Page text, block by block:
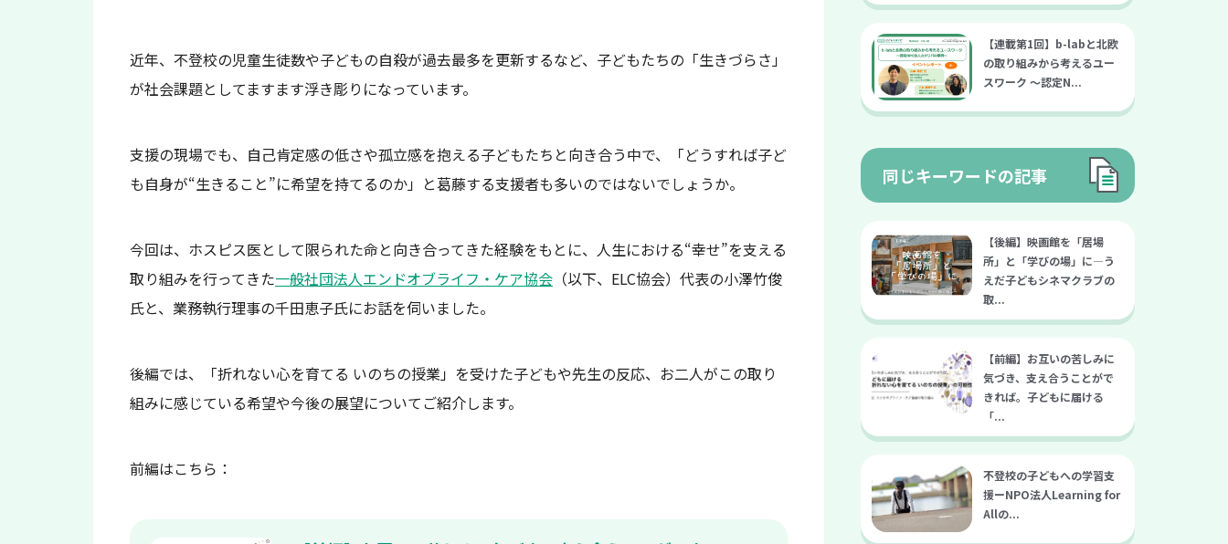
近年、不登校の児童生徒数や子どもの自殺が過去最多を更新するなど、子どもたちの「生きづらさ」
が社会課題としてますます浮き彫りになっています。
支援の現場でも、自己肯定感の低さや孤立感を抱える子どもたちと向き合う中で、「どうすれば子ど
も自身が“生きること”に希望を持てるのか」と葛藤する支援者も多いのではないでしょうか。
今回は、ホスピス医として限られた命と向き合ってきた経験をもとに、人生における“幸せ”を支える
取り組みを行ってきた一般社団法人エンドオブライフ・ケア協会 （以下、ELC協会）代表の小澤竹俊
氏と、業務執行理事の千田恵子氏にお話を伺いました。
後編では、「折れない心を育てる いのちの授業」を受けた子どもや先生の反応、お二人がこの取り
組みに感じている希望や今後の展望についてご紹介します。
前編はこちら：
【連載第1回】b-labと北欧
の取り組みから考えるユー
スワーク 〜認定N...
同じキーワードの記事
【後編】映画館を「居場
所」と「学びの場」に―う
えだ子どもシネマクラブの
取...
【前編】お互いの苦しみに
気づき、支え合うことがで
きれば。子どもに届ける
「...
不登校の子どもへの学習支
援ーNPO法人Learning for
Allの...